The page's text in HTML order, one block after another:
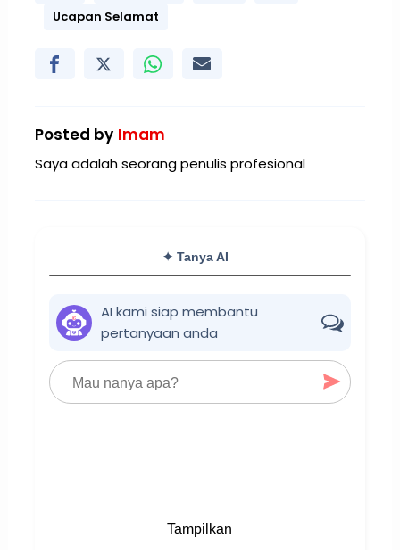
Ucapan Selamat
Posted by Imam
Saya adalah seorang penulis profesional
✦ Tanya AI
AI kami siap membantu
pertanyaan anda
Tampilkan